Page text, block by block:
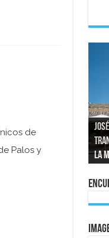
de
Palos y
La
La
El
al